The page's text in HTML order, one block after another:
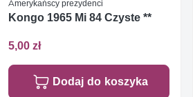
Amerykańscy prezydenci
Kongo 1965 Mi 84 Czyste **
5,00 zł
Dodaj do koszyka